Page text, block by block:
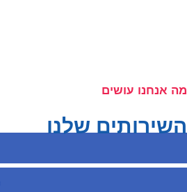
מה אנחנו עושים
השירותים שלנו